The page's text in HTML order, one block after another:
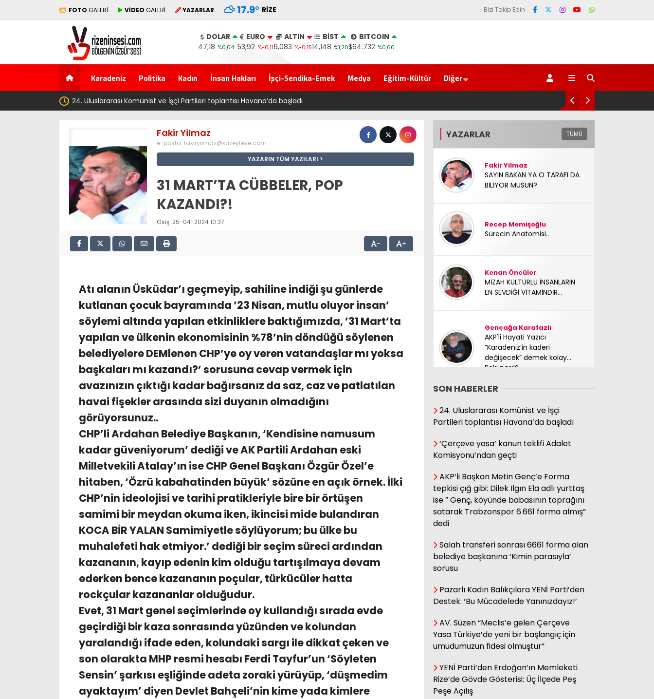
FOTO GALERİ VİDEO GALERİ YAZARLAR 17.9° RIZE Bizi Takip Edin
DOLAR
47,18 %0,04
EURO
53,92 %-0,11
ALTIN
6,083 %-0,15
BİST
14,148 %1,20
BITCOIN
$64.732 %0,60
Karadeniz Politika Kadın İnsan Hakları İşçi-Sendika-Emek Medya Eğitim-Kültür Diğer
‘Çerçeve yasa’ kanun teklifi Adalet Komisyonu’ndan geçti
Fakir Yilmaz
e-posta: fakiryilmaz@kuzeyteve.com
YAZARIN TÜM YAZILARI
31 MART’TA CÜBBELER, POP
KAZANDI?!
Giriş: 25-04-2024 10:37
- +
Atı alanın Üsküdar’ı geçmeyip, sahiline indiği şu günlerde
kutlanan çocuk bayramında ’23 Nisan, mutlu oluyor insan’
söylemi altında yapılan etkinliklere baktığımızda, ’31 Mart’ta
yapılan ve ülkenin ekonomisinin %78’nin döndüğü söylenen
belediyelere DEMlenen CHP’ye oy veren vatandaşlar mı yoksa
başkaları mı kazandı?’ sorusuna cevap vermek için
avazınızın çıktığı kadar bağırsanız da saz, caz ve patlatılan
havai fişekler arasında sizi duyanın olmadığını
görüyorsunuz..
CHP’li Ardahan Belediye Başkanın, ‘Kendisine namusum
kadar güveniyorum’ dediği ve AK Partili Ardahan eski
Milletvekili Atalay’ın ise CHP Genel Başkanı Özgür Özel’e
hitaben, ‘Özrü kabahatinden büyük’ sözüne en açık örnek. İlki
CHP’nin ideolojisi ve tarihi pratikleriyle bire bir örtüşen
samimi bir meydan okuma iken, ikincisi mide bulandıran
KOCA BİR YALAN Samimiyetle söylüyorum; bu ülke bu
muhalefeti hak etmiyor.’ dediği bir seçim süreci ardından
kazananın, kayıp edenin kim olduğu tartışılmaya devam
ederken bence kazananın poçular, türkücüler hatta
rockçular kazananlar olduğudur.
Evet, 31 Mart genel seçimlerinde oy kullandığı sırada evde
geçirdiği bir kaza sonrasında yüzünden ve kolundan
yaralandığı ifade eden, kolundaki sargı ile dikkat çeken ve
son olarakta MHP resmi hesabı Ferdi Tayfur’un ‘Söyleten
Sensin’ şarkısı eşliğinde adeta zoraki yürüyüp, ‘düşmedim
ayaktayım’ diyen Devlet Bahçeli’nin kime yada kimlere
YAZARLAR TÜMÜ
Fakir Yilmaz
SAYIN BAKAN YA O TARAFI DA
BİLİYOR MUSUN?
Recep Memişoğlu
Sürecin Anatomisi..
Kenan Öncüler
MİZAH KÜLTÜRLÜ İNSANLARIN
EN SEVDİĞİ VİTAMİNDİR...
Gençağa Karafazlı
AKP'li Hayati Yazıcı
“Karadeniz’in kaderi
değişecek” demek kolay…
Peki nasıl?
Mücadele arkadaşımız
yoldaşımız TC Sinan Kutay
sağ olsun.
Adnan Onay
CHP RİZE MİTİNGİ: SAHİBİNİN
SESİ
.İllada Barış...
Din, Siyaset ve Toplum
Hasan Azakli
YENİ EĞİTİM ÖĞRETİM YILI
BAŞLARKEN.....
Hasan Küçük
SON HABERLER
24. Uluslararası Komünist ve İşçi
Partileri toplantısı Havana’da başladı
‘Çerçeve yasa’ kanun teklifi Adalet
Komisyonu’ndan geçti
AKP’li Başkan Metin Genç’e Forma
tepkisi çığ gibi: Dilek Ilgın Ela adlı yurttaş
ise ” Genç, köyünde babasının toprağını
satarak Trabzonspor 6.661 forma almış”
dedi
Salah transferi sonrası 6661 forma alan
belediye başkanına ‘Kimin parasıyla’
sorusu
Pazarlı Kadın Balıkçılara YENİ Parti’den
Destek: ‘Bu Mücadelede Yanınızdayız!’
AV. Süzen “Meclis’e gelen Çerçeve
Yasa Türkiye’de yeni bir başlangıç için
umudumuzun fidesi olmuştur”
YENİ Parti’den Erdoğan’ın Memleketi
Rize’de Gövde Gösterisi: Üç İlçede Peş
Peşe Açılış